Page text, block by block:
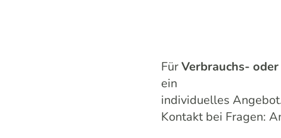
FürVerbrauchs-
ein
individuelles
Kontakt bei Fragen: